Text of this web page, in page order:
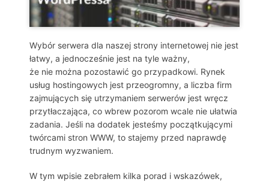
Wybór serwera dla naszej strony internetowej nie jest
łatwy, a jednocześnie jest na tyle ważny,
że nie można pozostawić go przypadkowi. Rynek
usług hostingowych jest przeogromny, a liczba firm
zajmujących się utrzymaniem serwerów jest wręcz
przytłaczająca, co wbrew pozorom wcale nie ułatwia
zadania. Jeśli na dodatek jesteśmy początkującymi
twórcami stron WWW, to stajemy przed naprawdę
trudnym wyzwaniem.
W tym wpisie zebrałem kilka porad i wskazówek,